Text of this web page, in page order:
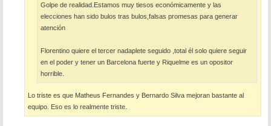
Golpe de realidad.Estamos muy tiesos económicamente y las
elecciones han sido bulos tras bulos,falsas promesas para generar
atención
Florentino quiere el tercer nadaplete seguido ,total él solo quiere seguir
en el poder y tener un Barcelona fuerte y Riquelme es un opositor
horrible.
Lo triste es que Matheus Fernandes y Bernardo Silva mejoran bastante al
equipo. Eso es lo realmente triste.